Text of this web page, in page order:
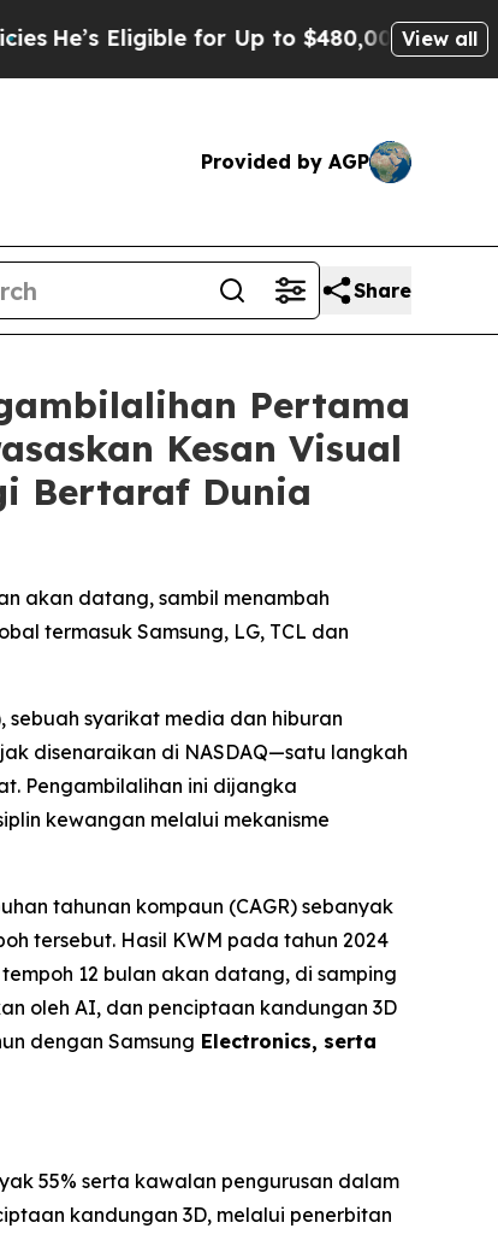
for Up to $480,000 After BeingView all
Provided by AGP
Share
Pertama
Kesan Visual
Bertaraf Dunia
akan datang, sambil menambah
termasuk Samsung, LG, TCL dan
sebuah syarikat media dan hiburan
disenaraikan di NASDAQ—satu langkah
Pengambilalihan ini dijangka
kewangan melalui mekanisme
tahunan kompaun (CAGR) sebanyak
tersebut. Hasil KWM pada tahun 2024
12 bulan akan datang, di samping
oleh AI, dan penciptaan kandungan 3D
dengan Samsung Electronics, serta
55% serta kawalan pengurusan dalam
kandungan 3D, melalui penerbitan